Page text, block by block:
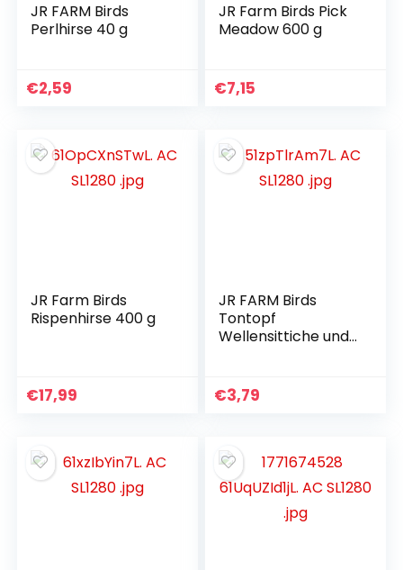
JR FARM Birds
Perlhirse 40 g
€2,59
JR Farm Birds Pick
Meadow 600 g
€7,15
JR Farm Birds
Rispenhirse 400 g
€17,99
JR FARM Birds
Tontopf
Wellensittiche und
€3,79